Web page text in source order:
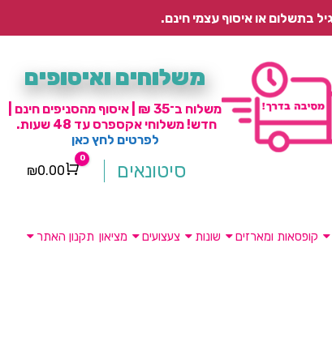
משלוחים ואיסופים
משלוח ב־35 ₪ | איסוף מהסניפים חינם |
חדש! משלוחי אקספרס עד 48 שעות.
לפרטים לחץ כאן
סיטונאים Cart
0
₪0.00
קופסאות ומארזים שונות צעצועים מציאון תקנון האתר